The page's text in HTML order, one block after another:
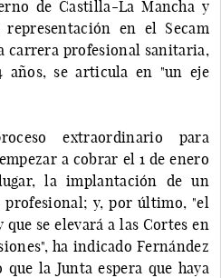
de Castilla-La Mancha y
en el Secam
carrera profesional sanitaria,
años, se articula en "un eje
extraordinario para
a cobrar el 1 de enero
la implantación de un
profesional; y, por último, "el
se elevará a las Cortes en
ha indicado Fernández
que la Junta espera que haya